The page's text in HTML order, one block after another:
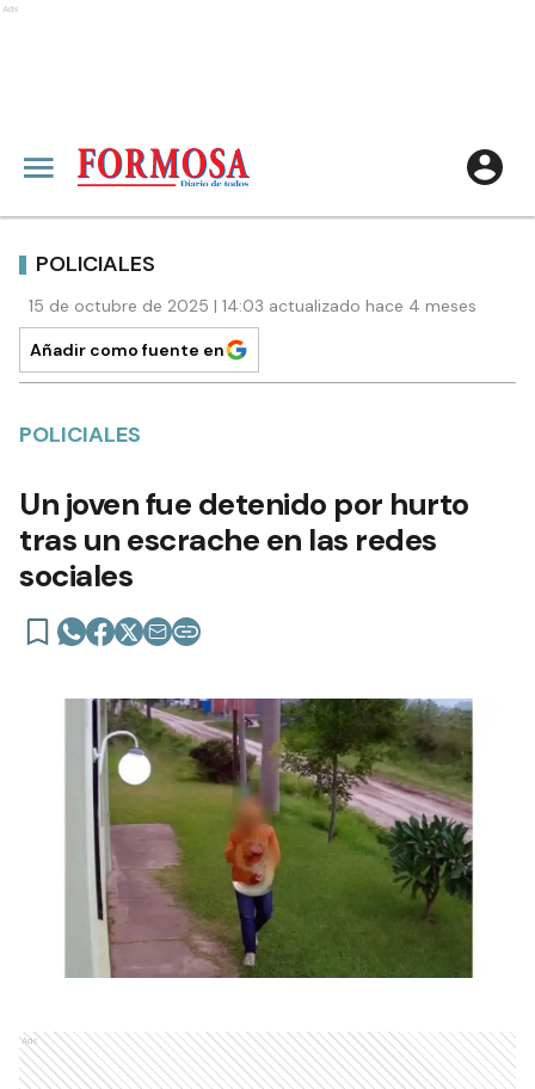
Ads
POLICIALES
15 de octubre de 2025 | 14:03 actualizado hace 4 meses
Añadir como fuente en
POLICIALES
Un joven fue detenido por hurto
tras un escrache en las redes
sociales
Ads